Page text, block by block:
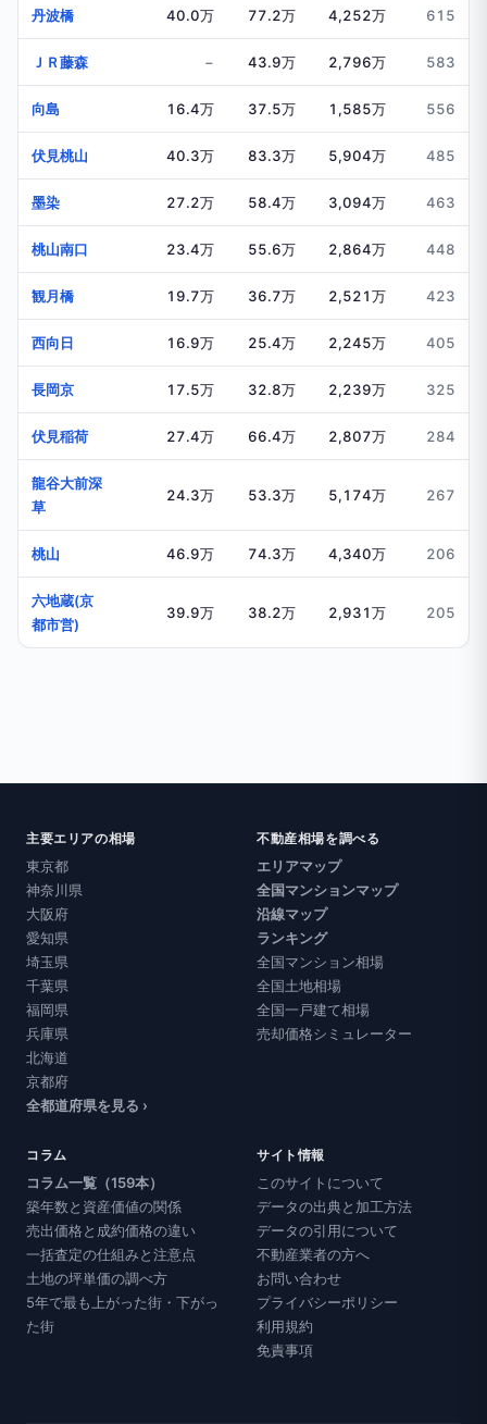
丹波橋 40.0万 77.2万 4,252万 615
ＪＲ藤森 − 43.9万 2,796万 583
向島 16.4万 37.5万 1,585万 556
伏見桃山 40.3万 83.3万 5,904万 485
墨染 27.2万 58.4万 3,094万 463
桃山南口 23.4万 55.6万 2,864万 448
観月橋 19.7万 36.7万 2,521万 423
西向日 16.9万 25.4万 2,245万 405
長岡京 17.5万 32.8万 2,239万 325
伏見稲荷 27.4万 66.4万 2,807万 284
龍谷大前深
草
24.3万 53.3万 5,174万 267
桃山 46.9万 74.3万 4,340万 206
六地蔵(京
都市営)
39.9万 38.2万 2,931万 205
主要エリアの相場
東京都
神奈川県
大阪府
愛知県
埼玉県
千葉県
福岡県
兵庫県
北海道
京都府
全都道府県を見る ›
不動産相場を調べる
エリアマップ
全国マンションマップ
沿線マップ
ランキング
全国マンション相場
全国土地相場
全国一戸建て相場
売却価格シミュレーター
コラム
コラム一覧（159本）
築年数と資産価値の関係
売出価格と成約価格の違い
一括査定の仕組みと注意点
土地の坪単価の調べ方
5年で最も上がった街・下がっ
た街
サイト情報
このサイトについて
データの出典と加工方法
データの引用について
不動産業者の方へ
お問い合わせ
プライバシーポリシー
利用規約
免責事項